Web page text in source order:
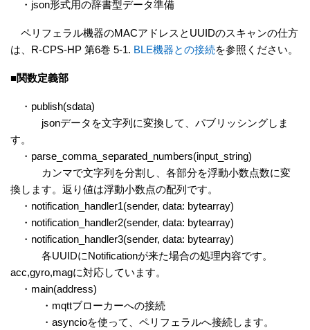
・json形式用の辞書型データ準備
ペリフェラル機器のMACアドレスとUUIDのスキャンの仕方
は、R-CPS-HP 第6巻 5-1. BLE機器との接続を参照ください。
■関数定義部
・publish(sdata)
jsonデータを文字列に変換して、パブリッシングしま
す。
・parse_comma_separated_numbers(input_string)
カンマで文字列を分割し、各部分を浮動小数点数に変
換します。返り値は浮動小数点の配列です。
・notification_handler1(sender, data: bytearray)
・notification_handler2(sender, data: bytearray)
・notification_handler3(sender, data: bytearray)
各UUIDにNotificationが来た場合の処理内容です。
acc,gyro,magに対応しています。
・main(address)
・mqttブローカーへの接続
・asyncioを使って、ペリフェラルへ接続します。